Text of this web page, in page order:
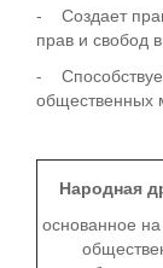
- Создает
прав и свобод
-
общественных
Народная
основанное на